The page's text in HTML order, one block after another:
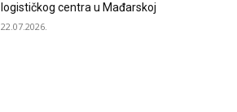
logističkog centra u Mađarskoj
22.07.2026.